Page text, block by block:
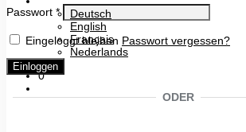
Deutsch
English
Français
Nederlands
0
Passwort *
Eingeloggt bleiben Passwort vergessen?
Einloggen
ODER